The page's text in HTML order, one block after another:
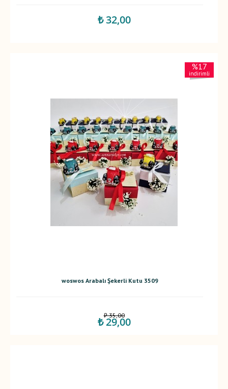
₺ 32,00
%17
indirimli
woswos Arabalı Şekerli Kutu 3509
₺ 35,00
₺ 29,00